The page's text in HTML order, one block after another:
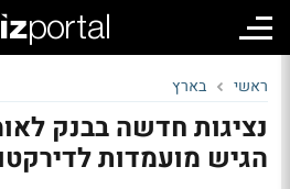
ראשי בארץ
נציגות חדשה בבנק
הגיש מועמדות